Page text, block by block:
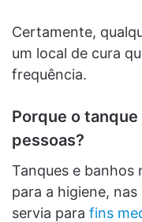
Certamente,
um local de cura
frequência.
Porque o
pessoas?
Tanques e banhos
para a higiene,
servia para fins